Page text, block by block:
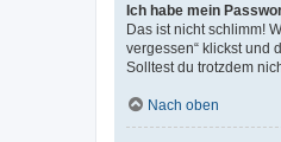
Ich habe mein
Das ist nicht schlimm!
vergessen“ klickst und
Solltest du trotzdem
Nach oben